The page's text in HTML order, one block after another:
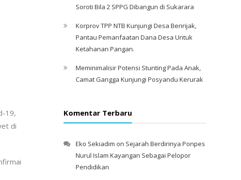
19,
di
Soroti Bila 2 SPPG Dibangun di Sukarara
Korprov TPP NTB Kunjungi Desa Beririjak,
Pantau Pemanfaatan Dana Desa Untuk
Ketahanan Pangan.
Meminimalisir Potensi Stunting Pada Anak,
Camat Gangga Kunjungi Posyandu Kerurak
Komentar Terbaru
Eko Sekiadim on Sejarah Berdirinya Ponpes
Nurul Islam Kayangan Sebagai Pelopor
Pendidikan